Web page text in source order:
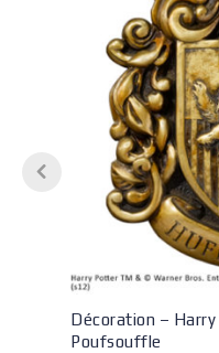
Décoration –
Poufsouffle